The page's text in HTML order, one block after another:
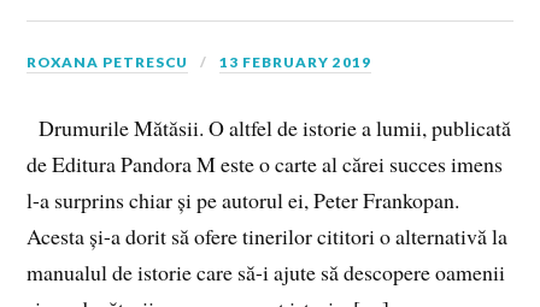
ROXANA PETRESCU 13 FEBRUARY 2019
Drumurile Mătăsii. O altfel de istorie a lumii, publicată
de Editura Pandora M este o carte al cărei succes imens
l-a surprins chiar și pe autorul ei, Peter Frankopan.
Acesta și-a dorit să ofere tinerilor cititori o alternativă la
manualul de istorie care să-i ajute să descopere oamenii